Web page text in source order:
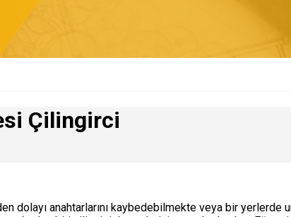
Çilingirci
dolayı anahtarlarını kaybedebilmekte veya bir yerlerde